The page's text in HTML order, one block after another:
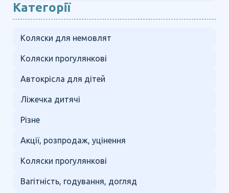
Категорії
Коляски для немовлят
Коляски прогулянкові
Автокрісла для дітей
Ліжечка дитячі
Різне
Акції, розпродаж, уцінення
Коляски прогулянкові
Вагітність, годування, догляд